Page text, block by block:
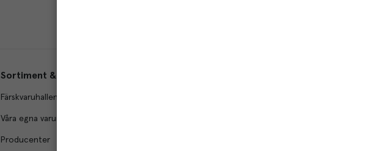
Sortiment & tjänster
Färskvaruhallen
Våra egna varumärken
Producenter